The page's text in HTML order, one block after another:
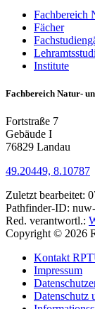
Fachbereich
Fächer
Institute
Fachbereich Natur-
Fortstraße 7
Gebäude I
76829 Landau
49.20449, 8.10787
Zuletzt bearbeitet:
Pathfinder-ID:
Red. verantwortl.:
Copyright © 2026
Kontakt
Impressum
Datenschutz